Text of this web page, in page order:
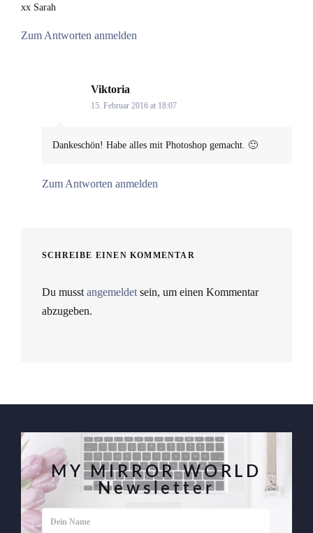
xx Sarah
Zum Antworten anmelden
Viktoria
15. Februar 2016 at 18:07
Dankeschön! Habe alles mit Photoshop gemacht. 🙂
Zum Antworten anmelden
SCHREIBE EINEN KOMMENTAR
Du musst angemeldet sein, um einen Kommentar
abzugeben.
MY MIRROR WORLD
Newsletter